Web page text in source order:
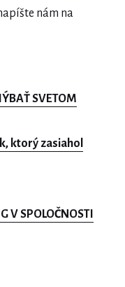
nám na
SVETOM
ktorý zasiahol
V SPOLOČNOSTI